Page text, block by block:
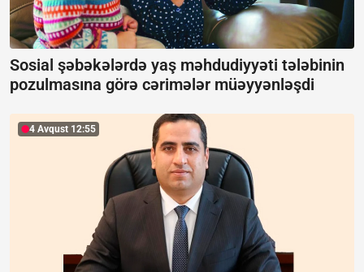
Sosial şəbəkələrdə yaş məhdudiyyəti tələbinin
pozulmasına görə cərimələr müəyyənləşdi
4 Avqust 12:55